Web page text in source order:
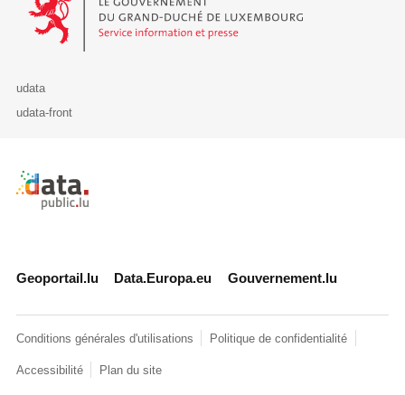
udata
udata-front
Retour à l'accueil de data.public.lu
Geoportail.lu Data.Europa.eu Gouvernement.lu
Conditions générales d'utilisations Politique de confidentialité
Accessibilité Plan du site